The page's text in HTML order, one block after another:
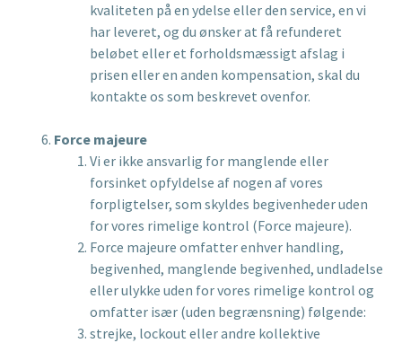
kvaliteten på en ydelse eller den service, en vi
har leveret, og du ønsker at få refunderet
beløbet eller et forholdsmæssigt afslag i
prisen eller en anden kompensation, skal du
kontakte os som beskrevet ovenfor.
Force majeure
Vi er ikke ansvarlig for manglende eller
forsinket opfyldelse af nogen af vores
forpligtelser, som skyldes begivenheder uden
for vores rimelige kontrol (Force majeure).
Force majeure omfatter enhver handling,
begivenhed, manglende begivenhed, undladelse
eller ulykke uden for vores rimelige kontrol og
omfatter især (uden begrænsning) følgende:
strejke, lockout eller andre kollektive